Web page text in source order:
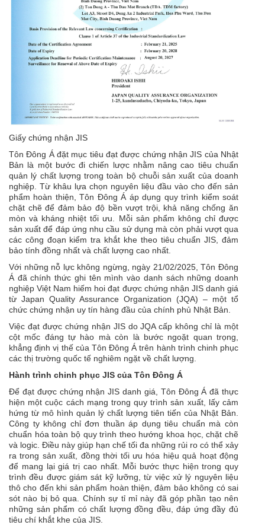
Giấy chứng nhận JIS
Tôn Đông Á đặt mục tiêu đạt được chứng nhận JIS của Nhật
Bản là một bước đi chiến lược nhằm nâng cao tiêu chuẩn
quản lý chất lượng trong toàn bộ chuỗi sản xuất của doanh
nghiệp. Từ khâu lựa chọn nguyên liệu đầu vào cho đến sản
phẩm hoàn thiện, Tôn Đông Á áp dụng quy trình kiểm soát
chặt chẽ để đảm bảo độ bền vượt trội, khả năng chống ăn
mòn và kháng nhiệt tối ưu. Mỗi sản phẩm không chỉ được
sản xuất để đáp ứng nhu cầu sử dụng mà còn phải vượt qua
các công đoạn kiểm tra khắt khe theo tiêu chuẩn JIS, đảm
bảo tính đồng nhất và chất lượng cao nhất.
Với những nỗ lực không ngừng, ngày 21/02/2025, Tôn Đông
Á đã chính thức ghi tên mình vào danh sách những doanh
nghiệp Việt Nam hiếm hoi đạt được chứng nhận JIS danh giá
từ Japan Quality Assurance Organization (JQA) – một tổ
chức chứng nhận uy tín hàng đầu của chính phủ Nhật Bản.
Việc đạt được chứng nhận JIS do JQA cấp không chỉ là một
cột mốc đáng tự hào mà còn là bước ngoặt quan trọng,
khẳng định vị thế của Tôn Đông Á trên hành trình chinh phục
các thị trường quốc tế nghiêm ngặt về chất lượng.
Hành trình chinh phục JIS của Tôn Đông Á
Để đạt được chứng nhận JIS danh giá, Tôn Đông Á đã thực
hiện một cuộc cách mạng trong quy trình sản xuất, lấy cảm
hứng từ mô hình quản lý chất lượng tiên tiến của Nhật Bản.
Công ty không chỉ đơn thuần áp dụng tiêu chuẩn mà còn
chuẩn hóa toàn bộ quy trình theo hướng khoa học, chặt chẽ
và logic. Điều này giúp hạn chế tối đa những rủi ro có thể xảy
ra trong sản xuất, đồng thời tối ưu hóa hiệu quả hoạt động
để mang lại giá trị cao nhất. Mỗi bước thực hiện trong quy
trình đều được giám sát kỹ lưỡng, từ việc xử lý nguyên liệu
thô cho đến khi sản phẩm hoàn thiện, đảm bảo không có sai
sót nào bị bỏ qua. Chính sự tỉ mỉ này đã góp phần tạo nên
những sản phẩm có chất lượng đồng đều, đáp ứng đầy đủ
tiêu chí khắt khe của JIS.